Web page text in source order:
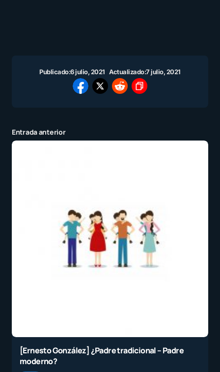
Publicado:6 julio, 2021 Actualizado:7 julio, 2021
Entrada anterior
[Ernesto González] ¿Padre tradicional – Padre
moderno?